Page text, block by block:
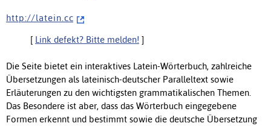
h t t p : / / l a t e i n . c c
[ Link defekt? Bitte melden! ]
Die Seite bietet ein interaktives Latein-Wörterbuch, zahlreiche
Übersetzungen als lateinisch-deutscher Paralleltext sowie
Erläuterungen zu den wichtigsten grammatikalischen Themen.
Das Besondere ist aber, dass das Wörterbuch eingegebene
Formen erkennt und bestimmt sowie die deutsche Übersetzung